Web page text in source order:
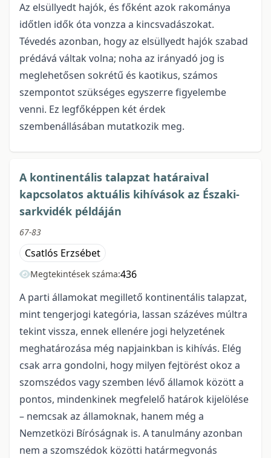
Az elsüllyedt hajók, és főként azok rakománya
időtlen idők óta vonzza a kincsvadászokat.
Tévedés azonban, hogy az elsüllyedt hajók szabad
prédává váltak volna; noha az irányadó jog is
meglehetősen sokrétű és kaotikus, számos
szempontot szükséges egyszerre figyelembe
venni. Ez legfőképpen két érdek
szembenállásában mutatkozik meg.
A kontinentális talapzat határaival
kapcsolatos aktuális kihívások az Északi-
sarkvidék példáján
67-83
Csatlós Erzsébet
Megtekintések száma:436
A parti államokat megillető kontinentális talapzat,
mint tengerjogi kategória, lassan százéves múltra
tekint vissza, ennek ellenére jogi helyzetének
meghatározása még napjainkban is kihívás. Elég
csak arra gondolni, hogy milyen fejtörést okoz a
szom­szédos vagy szemben lévő államok között a
pontos, mindenkinek megfelelő határok kijelölése
– nemcsak az államoknak, hanem még a
Nemzetközi Bíróságnak is. A tanulmány azonban
nem a szomszédok közötti határmegvonás